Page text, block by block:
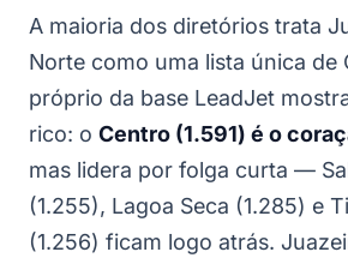
A maioria dos diretórios trata
Norte como uma lista única de
próprio da base LeadJet
rico: o Centro (1.591) é o
mas lidera por folga curta —
(1.255), Lagoa Seca (1.285) e
(1.256) ficam logo atrás.